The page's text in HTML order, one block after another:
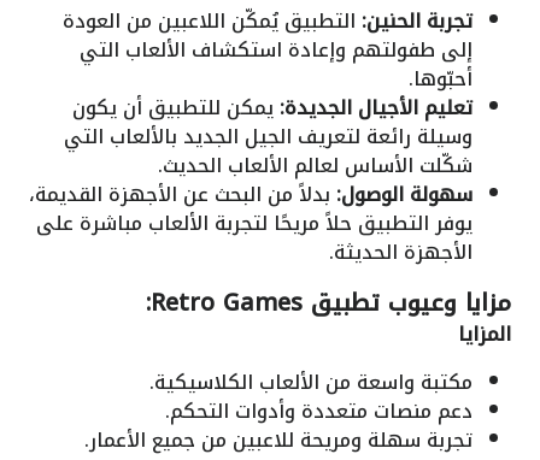
تجربة الحنين: التطبيق يُمكّن اللاعبين من العودة
إلى طفولتهم وإعادة استكشاف الألعاب التي
أحبّوها.
تعليم الأجيال الجديدة:يمكن للتطبيق أن يكون
وسيلة رائعة لتعريف الجيل الجديد بالألعاب التي
شكّلت الأساس لعالم الألعاب الحديث.
سهولة الوصول: بدلاً من البحث عن الأجهزة القديمة،
يوفر التطبيق حلاً مريحًا لتجربة الألعاب مباشرة على
الأجهزة الحديثة.
مزايا وعيوب تطبيق Retro Games:
المزايا
مكتبة واسعة من الألعاب الكلاسيكية.
دعم منصات متعددة وأدوات التحكم.
تجربة سهلة ومريحة للاعبين من جميع الأعمار.